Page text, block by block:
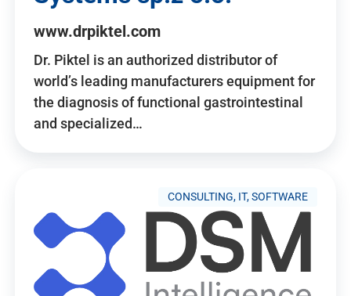
www.drpiktel.com
Dr. Piktel is an authorized distributor of
world’s leading manufacturers equipment for
the diagnosis of functional gastrointestinal
and specialized…
CONSULTING, IT, SOFTWARE